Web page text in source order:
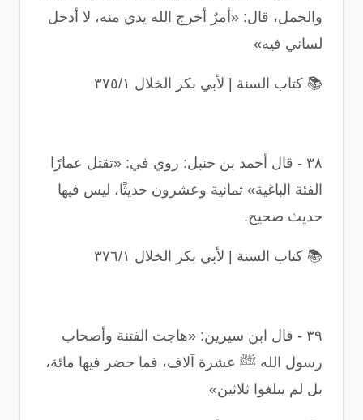
والجمل، قال: «أمرٌ أخرج الله يدي منه، لا أدخل
لساني فيه»
📚 كتاب السنة | لأبي بكر الخلال ٣٧٥/١
٣٨ - قال أحمد بن حنبل: روي في: «تقتل عمارًا
الفئة الباغية» ثمانية وعشرون حديثًا، ليس فيها
حديث صحيح.
📚 كتاب السنة | لأبي بكر الخلال ٣٧٦/١
٣٩ - قال ابن سيرين: «هاجت الفتنة وأصحاب
رسول الله ﷺ عشرة آلاف، فما حضر فيها مائة،
بل لم يبلغوا ثلاثين»